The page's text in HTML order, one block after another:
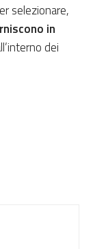
selezionare,
in
dei